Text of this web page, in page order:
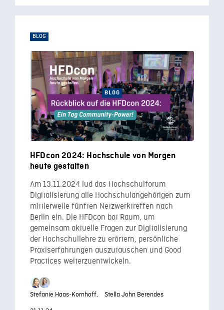
BLOG
HFDcon 2024: Hochschule von Morgen
heute gestalten
Am 13.11.2024 lud das Hochschulforum
Digitalisierung alle Hochschulangehörigen zum
mittlerweile fünften Netzwerktreffen nach
Berlin ein. Die HFDcon bot Raum, um
gemeinsam aktuelle Fragen zur Digitalisierung
der Hochschullehre zu erörtern, persönliche
Praxiserfahrungen auszutauschen und Good
Practices weiterzuentwickeln.
Stefanie Haas-Kornhoff,
Stella John Berendes